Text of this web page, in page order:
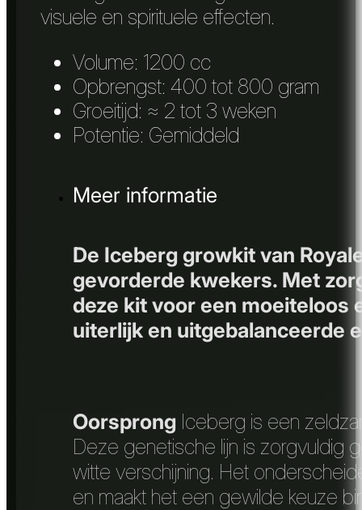
visuele en spirituele effecten.
Volume: 1200 cc
Opbrengst: 400 tot 800 gram
Groeitijd: ≈ 2 tot 3 weken
Potentie: Gemiddeld
Meer informatie
De Iceberg growkit van
gevorderde kwekers. Met
deze kit voor een moeiteloos
uiterlijk en uitgebalanceerde
Oorsprong Iceberg is een
Deze genetische lijn is zorgvuldig
witte verschijning. Het
en maakt het een gewilde keuze